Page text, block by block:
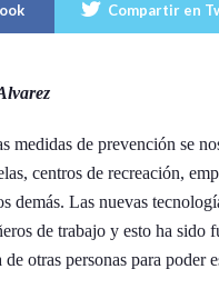
Compartir en
medidas de prevención se
centros de recreación,
demás. Las nuevas
de trabajo y esto ha sido
otras personas para poder